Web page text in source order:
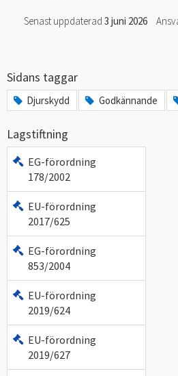
Senast uppdaterad 3 juni 2026
Sidans taggar
Djurskydd Godkännande
Lagstiftning
EG-förordning
178/2002
EU-förordning
2017/625
EG-förordning
853/2004
EU-förordning
2019/624
EU-förordning
2019/627